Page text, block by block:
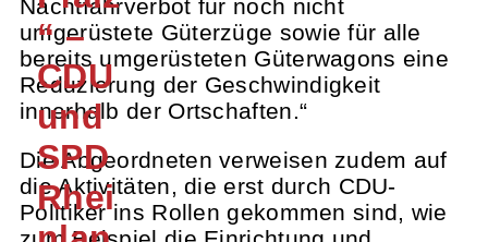
Nachtfahrverbot für noch nicht
umgerüstete Güterzüge sowie für alle
bereits umgerüsteten Güterwagons eine
Reduzierung der Geschwindigkeit
innerhalb der Ortschaften.“
Die Abgeordneten verweisen zudem auf
die Aktivitäten, die erst durch CDU-
Politiker ins Rollen gekommen sind, wie
“ –
CDU
und
SPD
Rhei